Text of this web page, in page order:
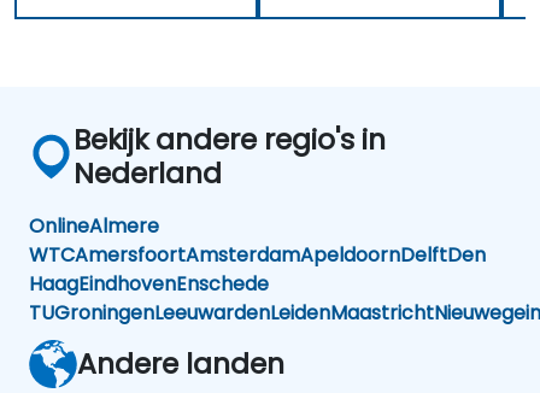
Bekijk andere regio's in
Nederland
OnlineAlmere
WTCAmersfoortAmsterdamApeldoornDelftDen
HaagEindhovenEnschede
TUGroningenLeeuwardenLeidenMaastrichtNieuwegein
Andere landen